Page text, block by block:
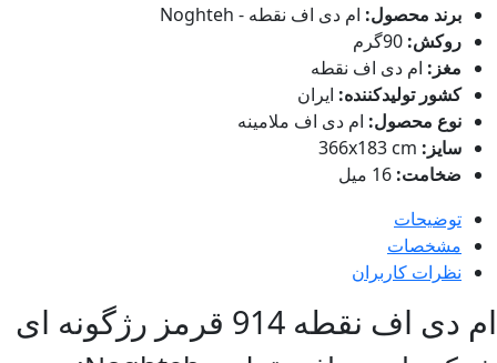
برند محصول:ام دی اف نقطه - Noghteh
روکش:90گرم
مغز: ام دی اف نقطه
کشور تولیدکننده:ایران
نوع محصول:ام دی اف ملامینه
سایز: 366x183 cm
ضخامت:16 میل
توضیحات
مشخصات
نظرات کاربران
اف نقطه 914 قرمز رژگونه ای